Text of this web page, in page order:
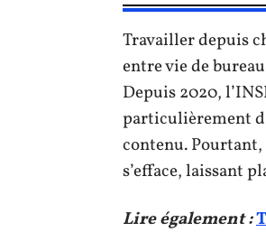
Travailler depuis
entre vie de
Depuis 2020,
particulièrement
contenu.
s’efface, laissant
Lire également :